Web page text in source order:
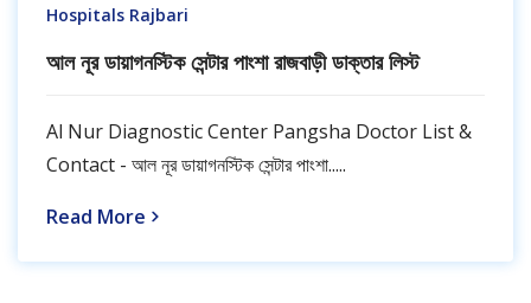
Hospitals Rajbari
আল নূর ডায়াগনস্টিক সেন্টার পাংশা রাজবাড়ী ডাক্তার লিস্ট
Al Nur Diagnostic Center Pangsha Doctor List &
Contact - আল নূর ডায়াগনস্টিক সেন্টার পাংশা.....
Read More